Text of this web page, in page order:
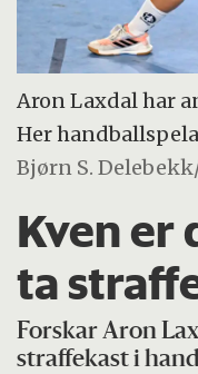
Aron Laxdal har
Her
Bjørn S.
Kven er
ta
Forskar Aron
straffekast i